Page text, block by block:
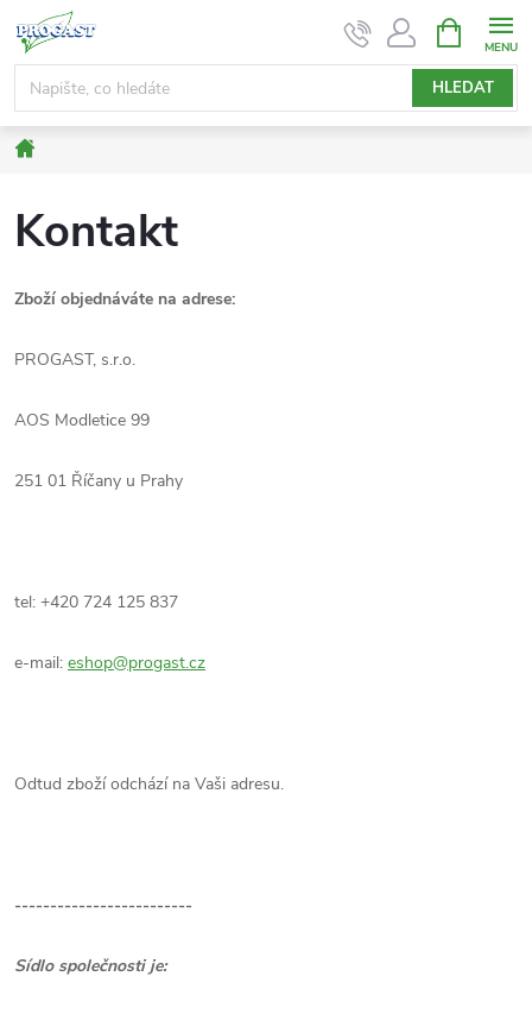
obsah
HLEDAT
NÁKUPNÍ
KOŠÍK
Kontakt
Zboží objednáváte na adrese:
PROGAST, s.r.o.
AOS Modletice 99
251 01 Říčany u Prahy
tel: +420 724 125 837
e-mail: eshop@progast.cz
Odtud zboží odchází na Vaši adresu.
-------------------------
Sídlo společnosti je: